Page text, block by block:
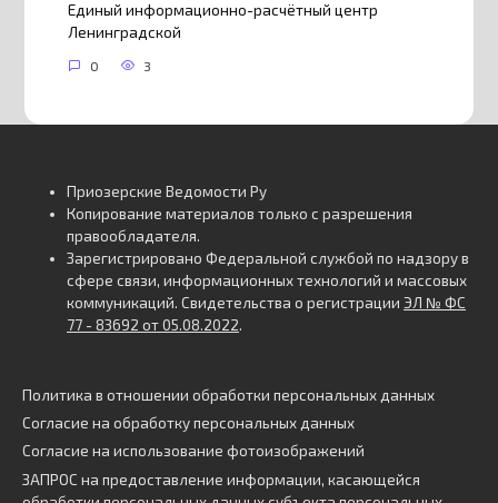
Единый информационно-расчётный центр
Ленинградской
0 3
Приозерские Ведомости Ру
Копирование материалов только с разрешения
правообладателя.
Зарегистрировано Федеральной службой по надзору в
сфере связи, информационных технологий и массовых
коммуникаций. Свидетельства о регистрации ЭЛ № ФС
77 - 83692 от 05.08.2022.
Политика в отношении обработки персональных данных
Согласие на обработку персональных данных
Согласие на использование фотоизображений
ЗАПРОС на предоставление информации, касающейся